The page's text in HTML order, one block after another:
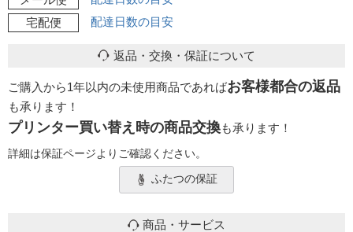
宅配便
配達日数の目安
返品・交換・保証について
ご購入から1年以内の未使用商品であればお客様都合の返品
も承ります！
プリンター買い替え時の商品交換も承ります！
詳細は保証ページよりご確認ください。
ふたつの保証
商品・サービス